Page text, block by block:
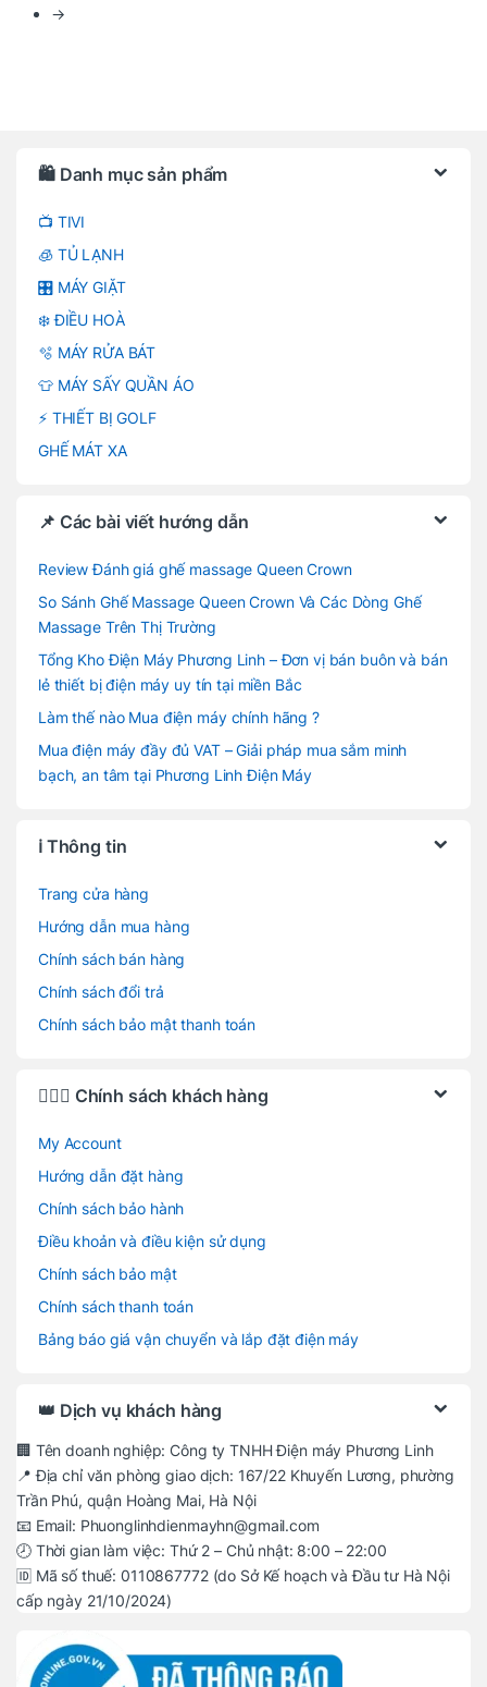
→
🛍️ Danh mục sản phẩm
📺 TIVI
🧊 TỦ LẠNH
🎛️ MÁY GIẶT
❄️ ĐIỀU HOÀ
🫧 MÁY RỬA BÁT
👕 MÁY SẤY QUẦN ÁO
⚡ THIẾT BỊ GOLF
GHẾ MÁT XA
📌 Các bài viết hướng dẫn
Review Đánh giá ghế massage Queen Crown
So Sánh Ghế Massage Queen Crown Và Các Dòng Ghế
Massage Trên Thị Trường
Tổng Kho Điện Máy Phương Linh – Đơn vị bán buôn và bán
lẻ thiết bị điện máy uy tín tại miền Bắc
Làm thế nào Mua điện máy chính hãng ?
Mua điện máy đầy đủ VAT – Giải pháp mua sắm minh
bạch, an tâm tại Phương Linh Điện Máy
ℹ️ Thông tin
Trang cửa hàng
Hướng dẫn mua hàng
Chính sách bán hàng
Chính sách đổi trả
Chính sách bảo mật thanh toán
🙋🏻‍♂️ Chính sách khách hàng
My Account
Hướng dẫn đặt hàng
Chính sách bảo hành
Điều khoản và điều kiện sử dụng
Chính sách bảo mật
Chính sách thanh toán
Bảng báo giá vận chuyển và lắp đặt điện máy
👑 Dịch vụ khách hàng
🏢 Tên doanh nghiệp: Công ty TNHH Điện máy Phương Linh
📍 Địa chỉ văn phòng giao dịch: 167/22 Khuyến Lương, phường
Trần Phú, quận Hoàng Mai, Hà Nội
📧 Email: Phuonglinhdienmayhn@gmail.com
🕗 Thời gian làm việc: Thứ 2 – Chủ nhật: 8:00 – 22:00
🆔 Mã số thuế: 0110867772 (do Sở Kế hoạch và Đầu tư Hà Nội
cấp ngày 21/10/2024)